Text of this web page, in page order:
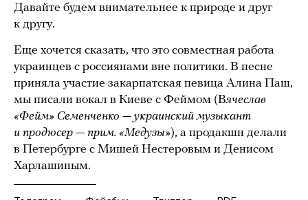
Давайте будем внимательнее к природе и друг
к другу.
Еще хочется сказать, что это совместная работа
украинцев с россиянами вне политики. В песне
приняла участие закарпатская певица Алина Паш,
мы писали вокал в Киеве с Феймом (Вячеслав
«Фейм» Семенченко — украинский музыкант
и продюсер — прим. «Медузы»), а продакшн делали
в Петербурге с Мишей Нестеровым и Денисом
Харлашиным.